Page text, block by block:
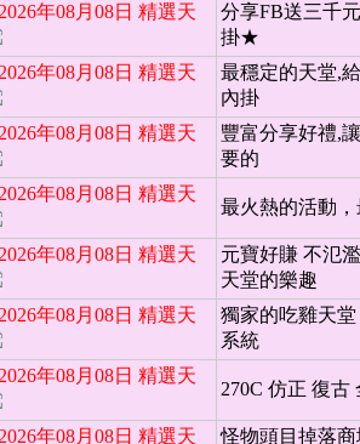
年08月08日 精選天
分享FB送三千
掛★
年08月08日 精選天
最穩定的天堂,
內掛
年08月08日 精選天
豐富分享好禮,
要的
年08月08日 精選天
最火熱的活動
年08月08日 精選天
元寶好賺 不氾
天堂的樂趣
年08月08日 精選天
獨家的吃雞天
系統
年08月08日 精選天
270C 仿正 復古
年08月08日 精選天
怪物頭目掉落